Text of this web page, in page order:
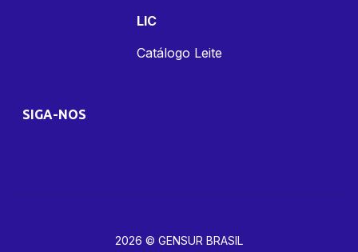
LIC
Catálogo Leite
SIGA-NOS
2026 © GENSUR BRASIL